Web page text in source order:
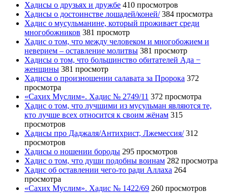
Хадисы о друзьях и дружбе 410 просмотров
Хадисы о достоинстве лошадей/коней/ 384 просмотра
Хадис о мусульманине, который проживает среди
многобожников 381 просмотр
Хадис о том, что между человеком и многобожием и
неверием – оставление молитвы 381 просмотр
Хадисы о том, что большинство обитателей Ада −
женщины 381 просмотр
Хадисы о произношении салавата за Пророка 372
просмотра
«Сахих Муслим». Хадис № 2749/11 372 просмотра
Хадис о том, что лучшими из мусульман являются те,
кто лучше всех относится к своим жёнам 315
просмотров
Хадисы про Даджаля/Антихрист, Лжемессия/ 312
просмотров
Хадисы о ношении бороды 295 просмотров
Хадис о том, что души подобны воинам 282 просмотра
Хадис об оставлении чего-то ради Аллаха 264
просмотра
«Сахих Муслим». Хадис № 1422/69 260 просмотров